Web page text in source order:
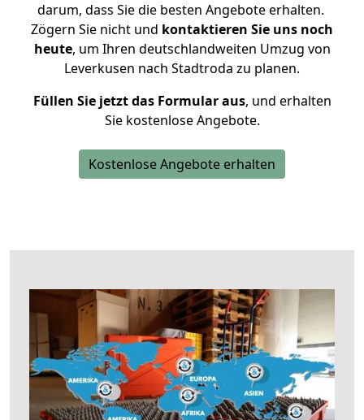
darum, dass Sie die besten Angebote erhalten.
Zögern Sie nicht und kontaktieren Sie uns noch
heute, um Ihren deutschlandweiten Umzug von
Leverkusen nach Stadtroda zu planen.
Füllen Sie jetzt das Formular aus, und erhalten
Sie kostenlose Angebote.
Kostenlose Angebote erhalten